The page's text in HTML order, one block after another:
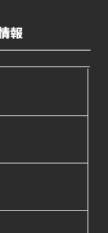
報